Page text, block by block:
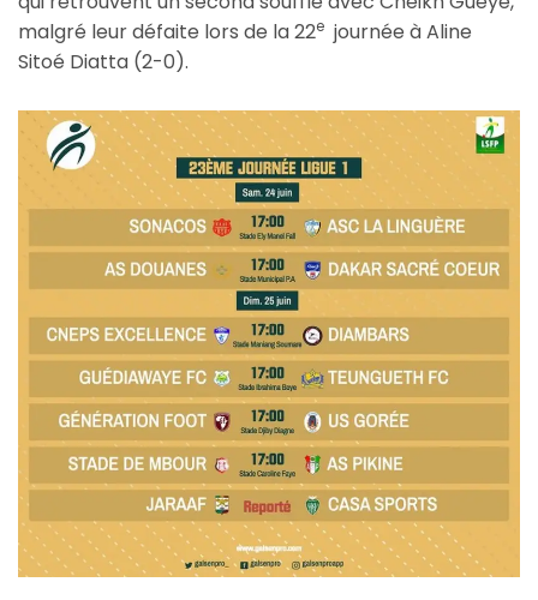
malgré leur défaite lors de la 22e journée à Aline
Sitoé Diatta (2-0).